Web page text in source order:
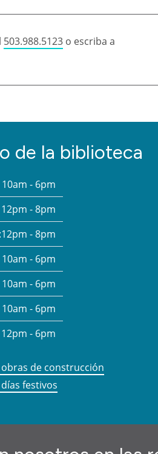
503.988.5123 o escriba a
de la biblioteca
10am - 6pm
12pm - 8pm
12pm - 8pm
10am - 6pm
10am - 6pm
10am - 6pm
12pm - 6pm
de construcción
festivos